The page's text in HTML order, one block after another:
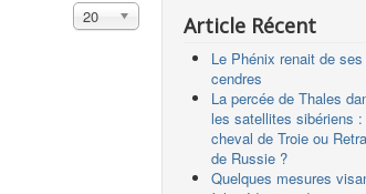
Affichage #
20
Article Récent
Le Phénix renait de ses
cendres
La percée de Thales
les satellites sibériens :
cheval de Troie ou
de Russie ?
Quelques mesures